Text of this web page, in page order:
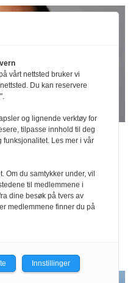
på
– Mange
vårt nettsted bruker vi
Du kan reservere
og lignende verktøy for
tilpasse innhold til deg
Les mer i vår
Om du samtykker under, vil
til medlemmene i
dine besøk på tvers av
medlemmene finner du på
Innstillinger